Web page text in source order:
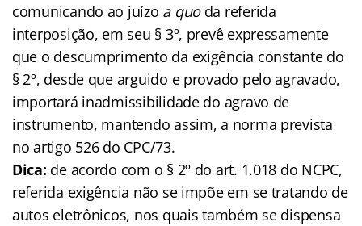
comunicando ao juízo a quoda referida
interposição, em seu § 3º, prevê expressamente
que o descumprimento da exigência constante do
§ 2º, desde que arguido e provado pelo agravado,
importará inadmissibilidade do agravo de
instrumento, mantendo assim, a norma prevista
no artigo 526 do CPC/73.
Dica: de acordo com o § 2º do art. 1.018 do NCPC,
referida exigência não se impõe em se tratando de
autos eletrônicos, nos quais também se dispensa